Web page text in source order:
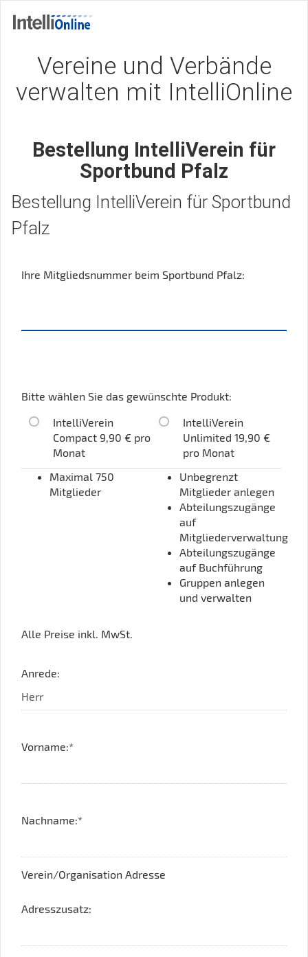
Vereine und Verbände
verwalten mit IntelliOnline
Bestellung IntelliVerein für
Sportbund Pfalz
Bestellung IntelliVerein für Sportbund
Pfalz
Ihre Mitgliedsnummer beim Sportbund Pfalz:
Bitte wählen Sie das gewünschte Produkt:
IntelliVerein
Compact 9,90 € pro
Monat
IntelliVerein
Unlimited 19,90 €
pro Monat
Maximal 750
Mitglieder
Unbegrenzt
Mitglieder anlegen
Abteilungszugänge
auf
Mitgliederverwaltung
Abteilungszugänge
auf Buchführung
Gruppen anlegen
und verwalten
Alle Preise inkl. MwSt.
Anrede:
Vorname:*
Nachname:*
Verein/Organisation Adresse
Adresszusatz: